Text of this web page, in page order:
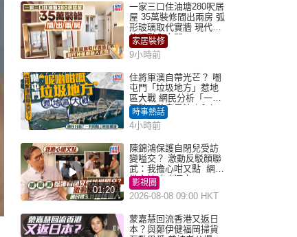
一家三口住油塘280呎居
屋 35萬裝修間出兩房 弧
形玻璃取代實牆 現代神
枱櫃融入玄關
家居裝修
9小時前
住將軍澳自帶光芒？ 嘲
屯門「垃圾地方」惹地
區大戰 網民分析「一共
同點」秒息風波｜Juicy
叮
時事熱話
4小時前
01:20
陳錦鴻保護自閉兒受訪
變嗌交？ 激動反駁顏聯
武：我擔心咁又點 網民
批主持咄咄逼人
影視圈
2026-08-08 09:00 HKT
蒙嘉慧回流香港又返日
本？與鄭伊健福岡掃貨